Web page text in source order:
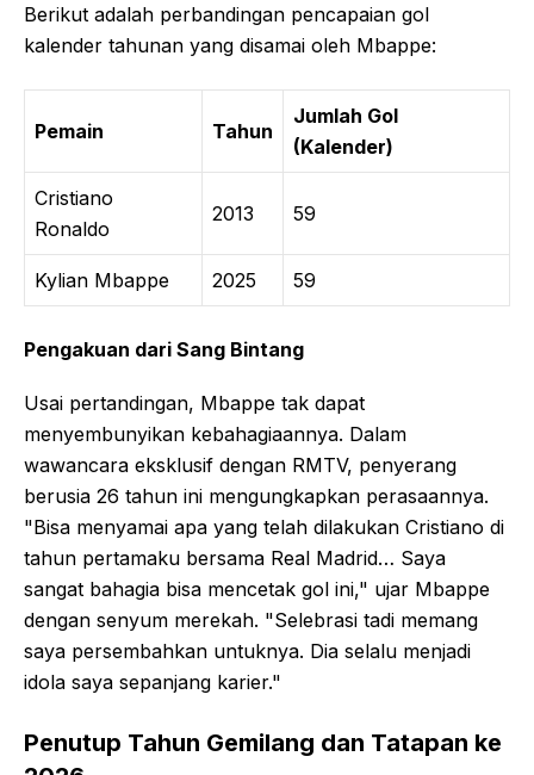
Berikut adalah perbandingan pencapaian gol
kalender tahunan yang disamai oleh Mbappe:
Pemain Tahun
Jumlah Gol
(Kalender)
Cristiano
Ronaldo
2013 59
Kylian Mbappe 2025 59
Pengakuan dari Sang Bintang
Usai pertandingan, Mbappe tak dapat
menyembunyikan kebahagiaannya. Dalam
wawancara eksklusif dengan RMTV, penyerang
berusia 26 tahun ini mengungkapkan perasaannya.
"Bisa menyamai apa yang telah dilakukan Cristiano di
tahun pertamaku bersama Real Madrid… Saya
sangat bahagia bisa mencetak gol ini," ujar Mbappe
dengan senyum merekah. "Selebrasi tadi memang
saya persembahkan untuknya. Dia selalu menjadi
idola saya sepanjang karier."
Penutup Tahun Gemilang dan Tatapan ke